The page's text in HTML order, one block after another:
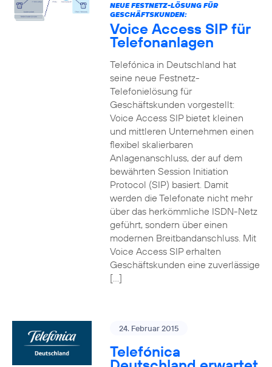
NEUE FESTNETZ-LÖSUNG FÜR
GESCHÄFTSKUNDEN:
Voice Access SIP für
Telefonanlagen
Telefónica in Deutschland hat
seine neue Festnetz-
Telefonielösung für
Geschäftskunden vorgestellt:
Voice Access SIP bietet kleinen
und mittleren Unternehmen einen
flexibel skalierbaren
Anlagenanschluss, der auf dem
bewährten Session Initiation
Protocol (SIP) basiert. Damit
werden die Telefonate nicht mehr
über das herkömmliche ISDN-Netz
geführt, sondern über einen
modernen Breitbandanschluss. Mit
Voice Access SIP erhalten
Geschäftskunden eine zuverlässige
[…]
24. Februar 2015
Telefónica